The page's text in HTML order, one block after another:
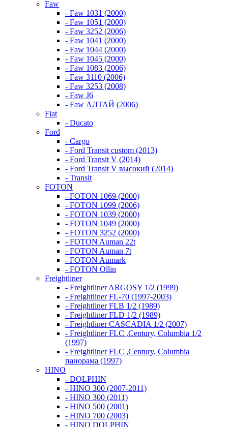
Faw
- Faw 1031 (2000)
- Faw 1051 (2000)
- Faw 3252 (2006)
- Faw 1041 (2000)
- Faw 1044 (2000)
- Faw 1045 (2000)
- Faw 1083 (2006)
- Faw 3110 (2006)
- Faw 3253 (2008)
- Faw J6
- Faw АЛТАЙ (2006)
Fiat
- Ducato
Ford
- Cargo
- Ford Transit custom (2013)
- Ford Transit V (2014)
- Ford Transit V высокий (2014)
- Transit
FOTON
- FOTON 1069 (2000)
- FOTON 1099 (2006)
- FOTON 1039 (2000)
- FOTON 1049 (2000)
- FOTON 3252 (2000)
- FOTON Auman 22t
- FOTON Auman 7t
- FOTON Aumark
- FOTON Ollin
Freightliner
- Freightliner ARGOSY 1/2 (1999)
- Freightliner FL-70 (1997-2003)
- Freightliner FLB 1/2 (1989)
- Freightliner FLD 1/2 (1989)
- Freightliner CASCADIA 1/2 (2007)
- Freightliner FLC ,Century, Columbia 1/2
(1997)
- Freightliner FLC ,Century, Columbia
панорама (1997)
HINO
- DOLPHIN
- HINO 300 (2007-2011)
- HINO 300 (2011)
- HINO 500 (2001)
- HINO 700 (2003)
- HINO DOLPHIN